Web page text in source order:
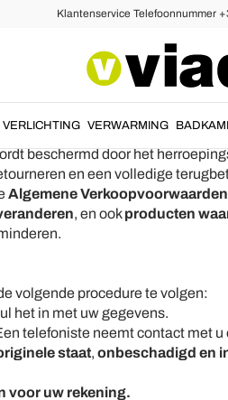
Klantenservice Telefoonnummer
VERLICHTING VERWARMING
&
beschermd door het
en een volledige
Algemene Verkoopvoorwaarden
, en ookproducten
volgende procedure te volgen:
het in met uw gegevens.
telefoniste neemt contact met
staat, onbeschadigd en
voor uw rekening.